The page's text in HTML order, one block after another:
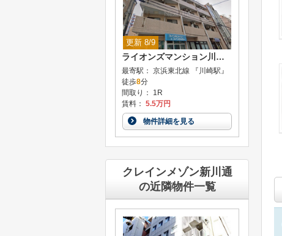
更新 8/9
ライオンズマンション川崎駅南
最寄駅： 京浜東北線 『川崎駅』
徒歩8分
間取り： 1R
賃料： 5.5万円
物件詳細を見る
クレインメゾン新川通
の近隣物件一覧